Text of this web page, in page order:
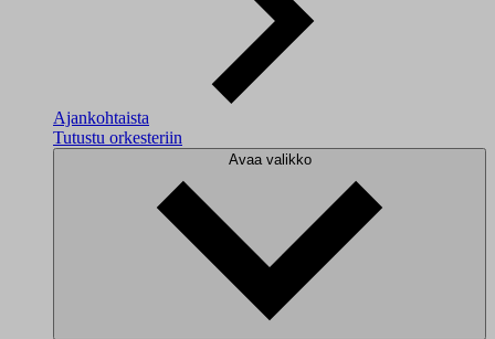
Ajankohtaista
Tutustu orkesteriin
Avaa valikko